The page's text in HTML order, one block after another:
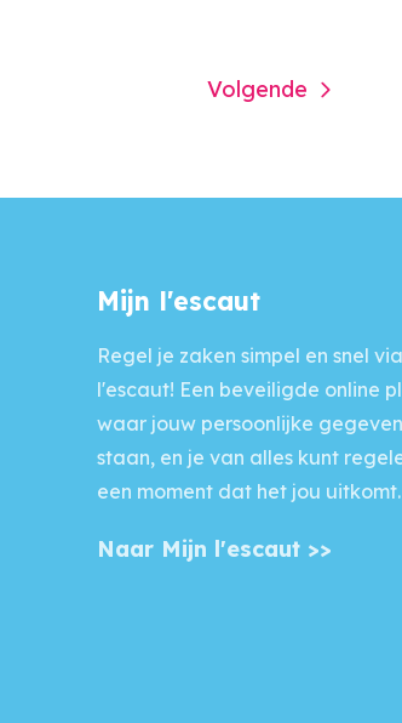
Volgende
Mijn l'escaut
Regel je zaken simpel en snel
l'escaut! Een beveiligde online
waar jouw persoonlijke
staan, en je van alles kunt
een moment dat het jou uitkomt.
Naar Mijn l'escaut >>